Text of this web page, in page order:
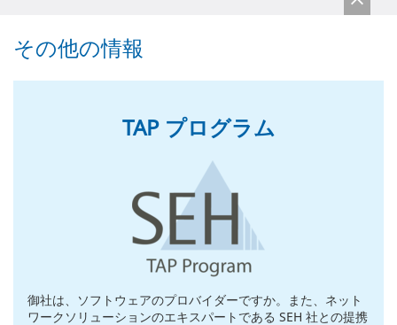
その他の情報
TAP プログラム
御社は、ソフトウェアのプロバイダーですか。また、ネット
ワークソリューションのエキスパートである SEH 社との提携